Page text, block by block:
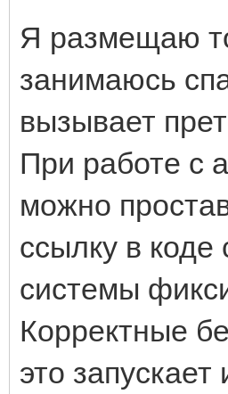
Я размещаю
занимаюсь
вызывает
При работе с
можно
ссылку в коде
системы
Корректные
это